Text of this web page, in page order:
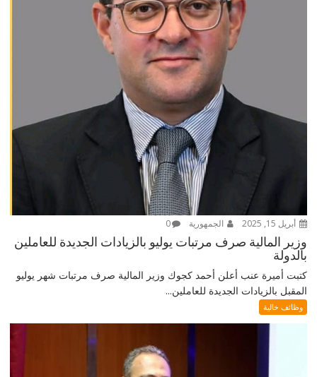
أبريل 15, 2025 الجمهورية 0
وزير المالية صرف مرتبات يوليو بالزيادات الجديدة للعاملين
بالدولة
كتبت أميرة عنب أعلن أحمد كجوك وزير المالية صرف مرتبات شهر يوليو
المقبل بالزيادات الجديدة للعاملين...
وظائف خالية